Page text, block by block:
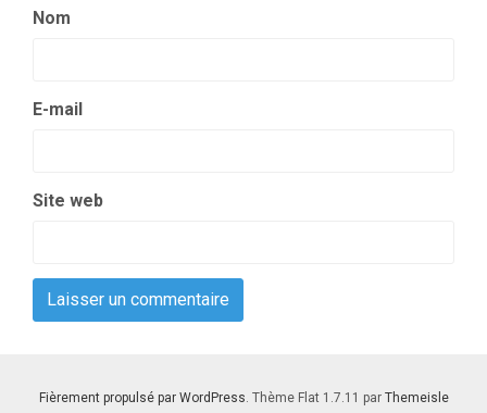
Nom
E-mail
Site web
Fièrement propulsé par WordPress. Thème Flat 1.7.11 par Themeisle